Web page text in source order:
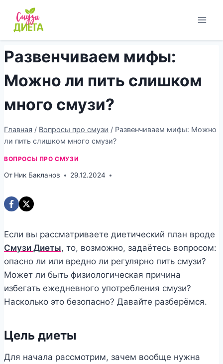
Перейти
содержимому
Развенчиваем мифы:
Можно ли пить слишком
много смузи?
Главная / Вопросы про смузи / Развенчиваем мифы: Можно
ли пить слишком много смузи?
ВОПРОСЫ ПРО СМУЗИ
От Ник Бакланов 29.12.2024
Если вы рассматриваете диетический план вроде
Смузи Диеты, то, возможно, задаётесь вопросом:
опасно ли или вредно ли регулярно пить смузи?
Может ли быть физиологическая причина
избегать ежедневного употребления смузи?
Насколько это безопасно? Давайте разберёмся.
Цель диеты
Для начала рассмотрим, зачем вообще нужна